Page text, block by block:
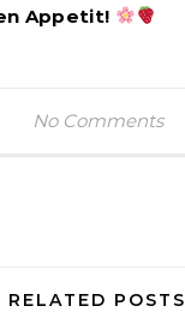
Appetit!
No Comments
RELATED POSTS